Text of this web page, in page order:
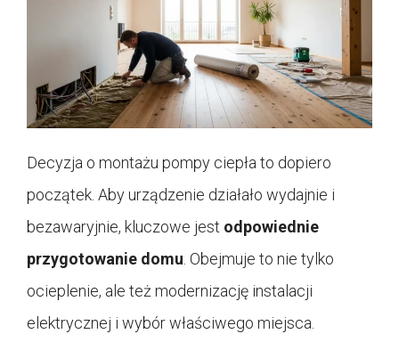
Decyzja o montażu pompy ciepła to dopiero
początek. Aby urządzenie działało wydajnie i
bezawaryjnie, kluczowe jest odpowiednie
przygotowanie domu. Obejmuje to nie tylko
ocieplenie, ale też modernizację instalacji
elektrycznej i wybór właściwego miejsca.